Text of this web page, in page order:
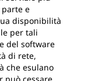
e
disponibilità
per tali
del software
di rete,
che esulano